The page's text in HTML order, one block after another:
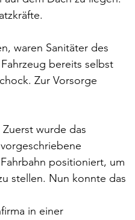
waren Sanitäter des
bereits selbst
Zur Vorsorge
wurde das
positioniert, um
stellen. Nun konnte das
in einer